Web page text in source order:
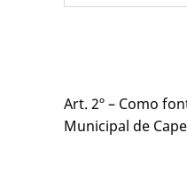
Art. 2º – Como
Municipal de